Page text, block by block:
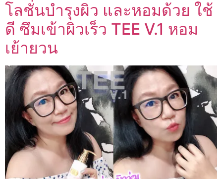
โลชั่นบำรุงผิว และหอมด้วย ใช้
ดี ซึมเข้าผิวเร็ว TEE V.1 หอม
เย้ายวน